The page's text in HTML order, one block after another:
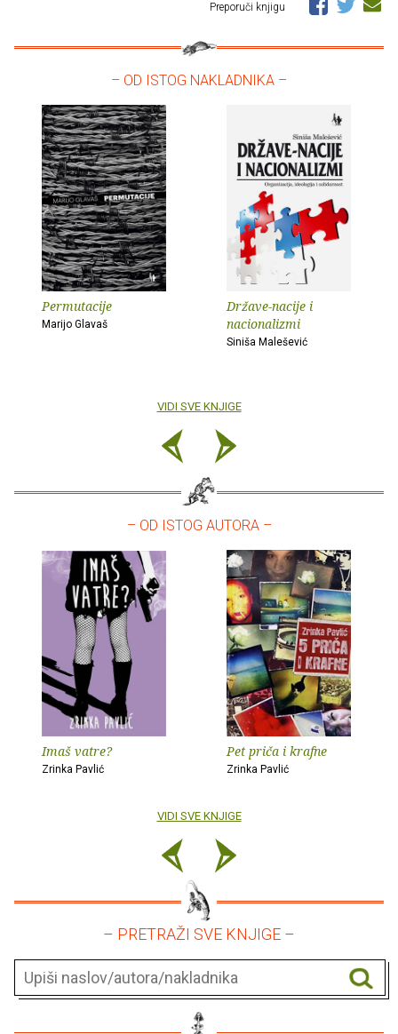
Preporuči knjigu
– OD ISTOG NAKLADNIKA –
Permutacije
Marijo Glavaš
Države-nacije i
nacionalizmi
Siniša Malešević
VIDI SVE KNJIGE
– OD ISTOG AUTORA –
Imaš vatre?
Zrinka Pavlić
Pet priča i krafne
Zrinka Pavlić
VIDI SVE KNJIGE
– PRETRAŽI SVE KNJIGE –